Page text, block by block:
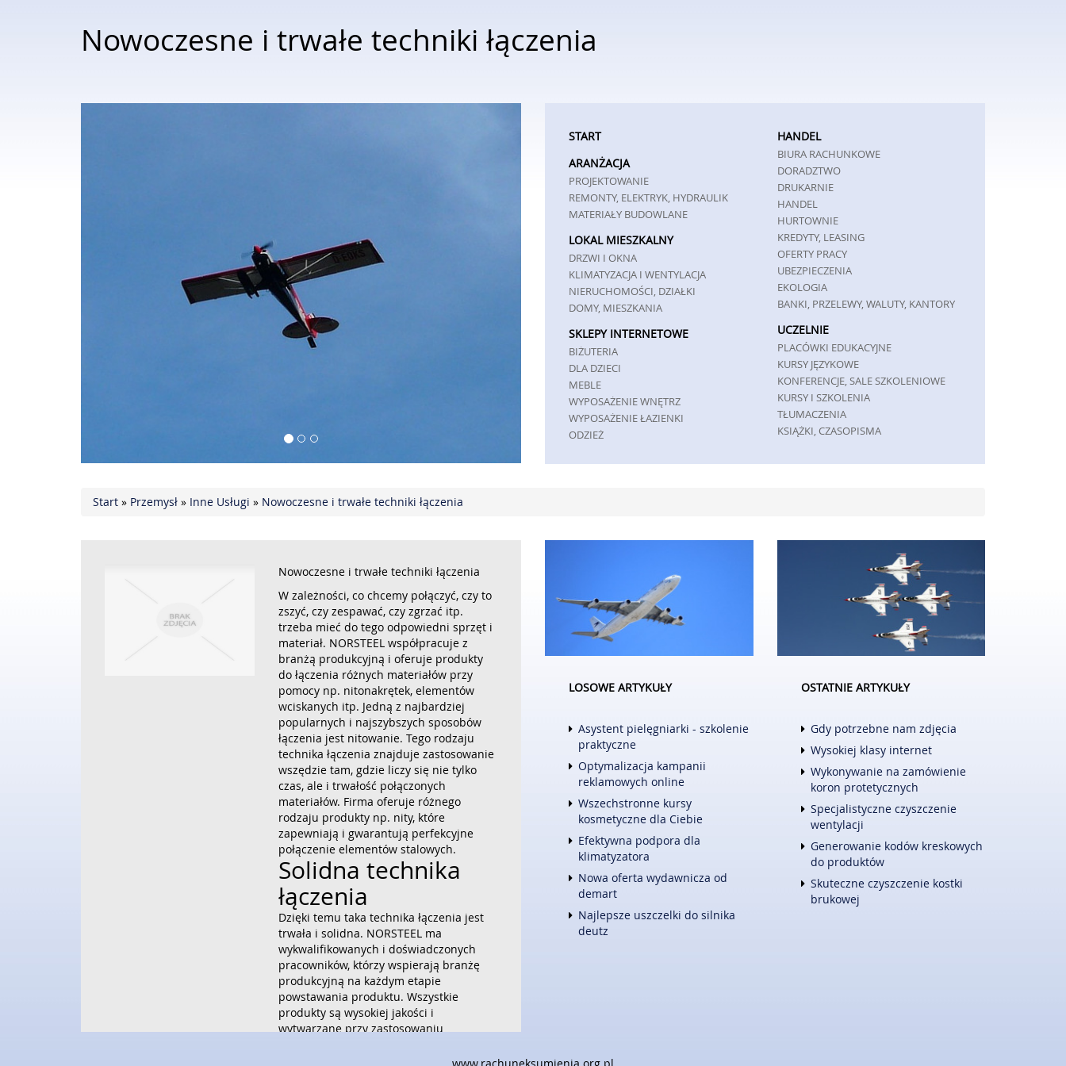
Nowoczesne i trwałe techniki łączenia
START HANDEL
BIURA RACHUNKOWE
DORADZTWO
DRUKARNIE
HANDEL
HURTOWNIE
KREDYTY, LEASING
OFERTY PRACY
UBEZPIECZENIA
EKOLOGIA
BANKI, PRZELEWY, WALUTY, KANTORY
ARANŻACJA
PROJEKTOWANIE
REMONTY, ELEKTRYK, HYDRAULIK
MATERIAŁY BUDOWLANE
LOKAL MIESZKALNY
DRZWI I OKNA
KLIMATYZACJA I WENTYLACJA
NIERUCHOMOŚCI, DZIAŁKI
DOMY, MIESZKANIA
UCZELNIE
PLACÓWKI EDUKACYJNE
KURSY JĘZYKOWE
KONFERENCJE, SALE SZKOLENIOWE
KURSY I SZKOLENIA
TŁUMACZENIA
KSIĄŻKI, CZASOPISMA
SKLEPY INTERNETOWE
BIŻUTERIA
DLA DZIECI
MEBLE
WYPOSAŻENIE WNĘTRZ
WYPOSAŻENIE ŁAZIENKI
ODZIEŻ
ELEKTRONIKA, RTV, AGD
CZĘŚCI SAMOCHODOWE
USŁUGI MOTORYZACYJNE
AGENCJE REKLAMOWE
MATERIAŁY REKLAMOWE
INNE AGENCJE
ZAJĘCIA SPORTOWE I REKREACYJNE
INFORMATYCZNE
FOTOGRAFIA
ADWOKACI, PORADY PRAWNE
ŚLUB I WESELE
WETERYNARYJNE, HODOWLA ZWIERZĄT
SPRZĄTANIE, PORZĄDKOWANIE
SERWIS
OPIEKA
INNE USŁUGI
KURIER, PRZESYŁKI
TURYSTYKA
HOTELE I NOCLEGI
PODRÓŻE
WYPOCZYNEK
DIETETYKA, ODCHUDZANIE
KOSMETYKI
LECZENIE
SALONY KOSMETYCZNE
SPRZĘT MEDYCZNY
WEB
OPROGRAMOWANIE
STRONY INTERNETOWE
KONTAKT
Start » Przemysł » Inne Usługi » Nowoczesne i trwałe techniki łączenia
Nowoczesne i trwałe techniki łączenia
W zależności, co chcemy połączyć, czy to
zszyć, czy zespawać, czy zgrzać itp.
trzeba mieć do tego odpowiedni sprzęt i
materiał. NORSTEEL współpracuje z
branżą produkcyjną i oferuje produkty
do łączenia różnych materiałów przy
pomocy np. nitonakrętek, elementów
wciskanych itp. Jedną z najbardziej
popularnych i najszybszych sposobów
łączenia jest nitowanie. Tego rodzaju
technika łączenia znajduje zastosowanie
wszędzie tam, gdzie liczy się nie tylko
czas, ale i trwałość połączonych
materiałów. Firma oferuje różnego
rodzaju produkty np. nity, które
zapewniają i gwarantują perfekcyjne
połączenie elementów stalowych.
Solidna technika
łączenia
Dzięki temu taka technika łączenia jest
trwała i solidna. NORSTEEL ma
wykwalifikowanych i doświadczonych
pracowników, którzy wspierają branżę
produkcyjną na każdym etapie
powstawania produktu. Wszystkie
produkty są wysokiej jakości i
wytwarzane przy zastosowaniu
swoją ofertę zarówno do dużych, jak i
LOSOWE ARTYKUŁY
Asystent pielęgniarki - szkolenie
praktyczne
Optymalizacja kampanii
reklamowych online
Wszechstronne kursy
kosmetyczne dla Ciebie
Efektywna podpora dla
klimatyzatora
Nowa oferta wydawnicza od
demart
Najlepsze uszczelki do silnika
deutz
OSTATNIE ARTYKUŁY
Gdy potrzebne nam zdjęcia
Wysokiej klasy internet
Wykonywanie na zamówienie
koron protetycznych
Specjalistyczne czyszczenie
wentylacji
Generowanie kodów kreskowych
do produktów
Skuteczne czyszczenie kostki
brukowej